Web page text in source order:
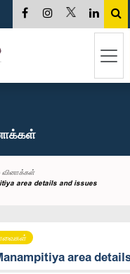
வினாக்கள்
area details and issues
area